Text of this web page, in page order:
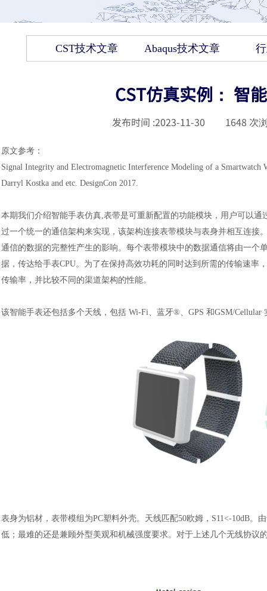
CST技术文章 Abaqus技术文章
CST仿真实例： 智
发布时间 :2023-11-30 1648 次
原文参考：
Signal Integrity and Electromagnetic Interference Modeling of a Smartwatch
Darryl Kostka and etc. DesignCon 2017.
本期我们介绍智能手表仿真,表带是可重新配置的功能模块，用户可以
过一个统一的通信架构来实现，该架构连接表带模块与表身并相互连
通信的数据的完整性产生的影响。每个表带模块中的数据通信将由一
据，传达给手表CPU。为了在保持高效功耗的同时达到所需的传输速
传输率，并比较不同的渠道架构的性能。
该智能手表还包括多个天线，包括 Wi-Fi、蓝牙®、GPS 和GSM/Cellular
表身为铝材，表带模组为PC塑料外壳。天线匹配50欧姆，S11<-10dB
低；最难的还是兼顾外型美观和机械强度要求。对于上述几个无线协议